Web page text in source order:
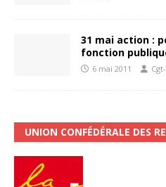
31 mai action :
fonction
6 mai 2011
UNION CONFÉDÉRALE DES